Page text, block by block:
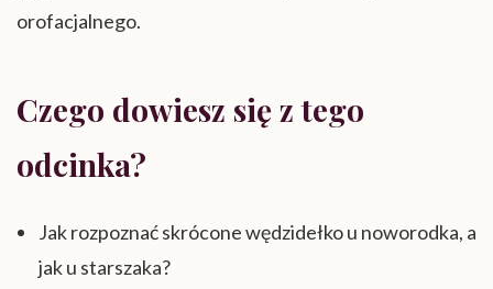
orofacjalnego.
Czego dowiesz się z tego
odcinka?
Jak rozpoznać skrócone wędzidełko u noworodka, a
jak u starszaka?